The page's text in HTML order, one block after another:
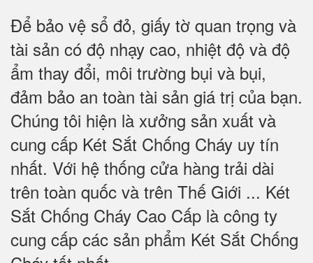
Để bảo vệ sổ đỏ, giấy tờ quan trọng và
tài sản có độ nhạy cao, nhiệt độ và độ
ẩm thay đổi, môi trường bụi và bụi,
đảm bảo an toàn tài sản giá trị của bạn.
Chúng tôi hiện là xưởng sản xuất và
cung cấp Két Sắt Chống Cháy uy tín
nhất. Với hệ thống cửa hàng trải dài
trên toàn quốc và trên Thế Giới ... Két
Sắt Chống Cháy Cao Cấp là công ty
cung cấp các sản phẩm Két Sắt Chống